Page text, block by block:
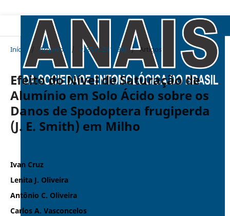
Início / Arquivos / v. 25 n. 2 (1996) / Artigos
Efeito do Nível de Saturação de
Alumínio em Solo Ácido sobre os
Danos de Spodoptera frugiperda
(J. E. Smith) em Milho
Ivan Cruz
Lenita J. Oliveira
Antônio C. Oliveira
Carlos A. Vasconcelos